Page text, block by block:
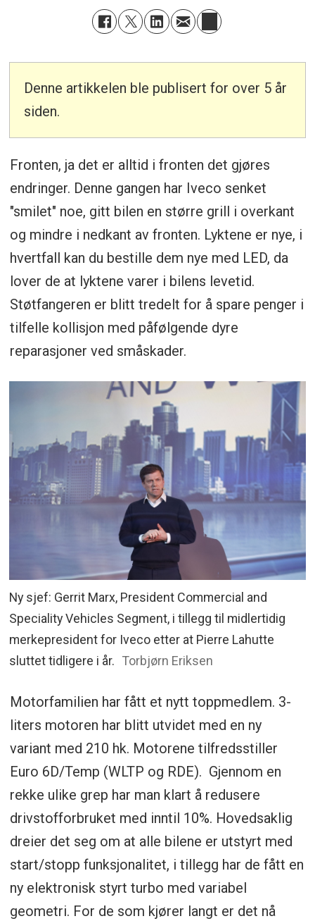
Denne artikkelen ble publisert for over 5 år
siden.
Fronten, ja det er alltid i fronten det gjøres
endringer. Denne gangen har Iveco senket
"smilet" noe, gitt bilen en større grill i overkant
og mindre i nedkant av fronten. Lyktene er nye, i
hvertfall kan du bestille dem nye med LED, da
lover de at lyktene varer i bilens levetid.
Støtfangeren er blitt tredelt for å spare penger i
tilfelle kollisjon med påfølgende dyre
reparasjoner ved småskader.
Ny sjef: Gerrit Marx, President Commercial and
Speciality Vehicles Segment, i tillegg til midlertidig
merkepresident for Iveco etter at Pierre Lahutte
sluttet tidligere i år. Torbjørn Eriksen
Motorfamilien har fått et nytt toppmedlem. 3-
liters motoren har blitt utvidet med en ny
variant med 210 hk. Motorene tilfredsstiller
Euro 6D/Temp (WLTP og RDE). Gjennom en
rekke ulike grep har man klart å redusere
drivstofforbruket med inntil 10%. Hovedsaklig
dreier det seg om at alle bilene er utstyrt med
start/stopp funksjonalitet, i tillegg har de fått en
ny elektronisk styrt turbo med variabel
geometri. For de som kjører langt er det nå